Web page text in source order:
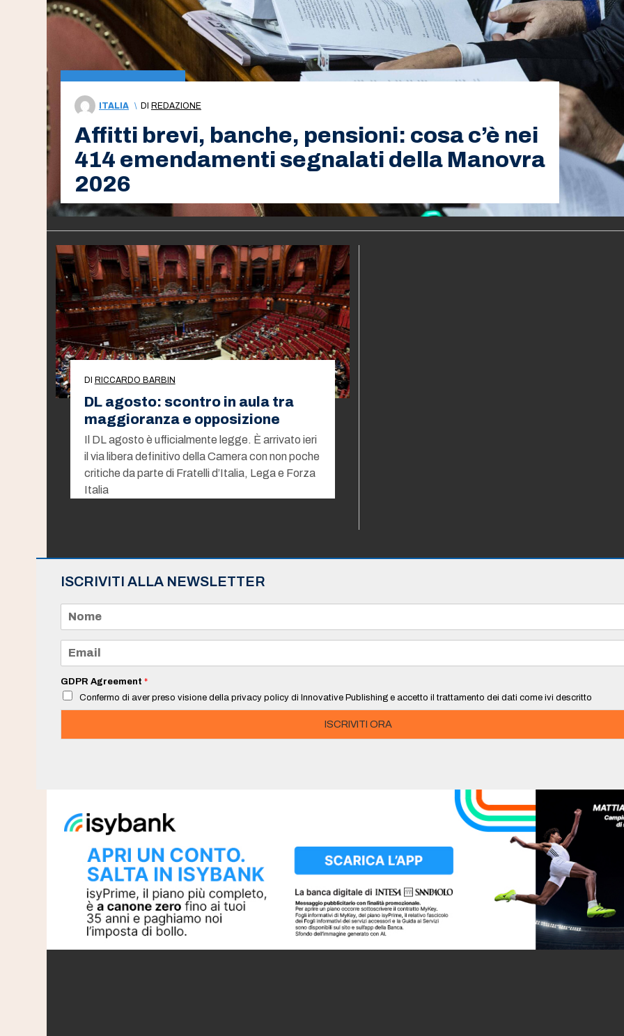
ITALIA \ DI REDAZIONE
Affitti brevi, banche, pensioni: cosa c’è nei
414 emendamenti segnalati della Manovra
2026
DI RICCARDO BARBIN
DL agosto: scontro in aula tra
maggioranza e opposizione
Il DL agosto è ufficialmente legge. È arrivato ieri
il via libera definitivo della Camera con non poche
critiche da parte di Fratelli d’Italia, Lega e Forza
Italia
ISCRIVITI ALLA NEWSLETTER
m
e
a
i
*
GDPR Agreement *
Confermo di aver preso visione della privacy policy di Innovative Publishing e accetto il trattamento dei dati come ivi descritto
ISCRIVITI ORA